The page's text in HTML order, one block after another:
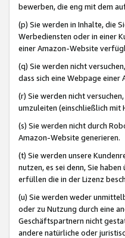
bewerben, die eng mit dem
(p) Sie werden in Inhalte, die
Werbediensten oder in einer
einer Amazon-Website
(q) Sie werden nicht
dass sich eine Webpage
(r) Sie werden nicht
umzuleiten (einschließlich
(s) Sie werden nicht durch
Amazon-Website generieren.
(t) Sie werden unsere
nutzen, es sei denn, Sie
erfüllen die in der Lizenz
(u) Sie werden weder
oder zu Nutzung durch eine
Geschäftspartnern nicht
andere natürliche oder